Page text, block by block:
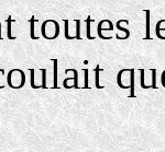
toutes